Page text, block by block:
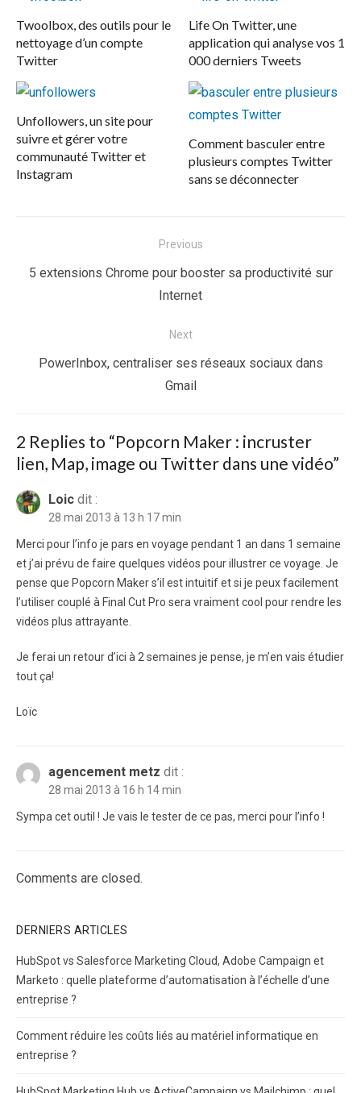
Twoolbox, des outils pour le
nettoyage d’un compte
Twitter
Life On Twitter, une
application qui analyse vos 1
000 derniers Tweets
Unfollowers, un site pour
suivre et gérer votre
communauté Twitter et
Instagram
Comment basculer entre
plusieurs comptes Twitter
sans se déconnecter
de
Previous
Previous
5 extensions Chrome pour booster sa productivité sur
Internet
Next
NextPowerInbox, centraliser ses réseaux sociaux dans
Gmail
2 Replies to “Popcorn Maker : incruster
lien, Map, image ou Twitter dans une vidéo”
Loic dit :
28 mai 2013 à 13 h 17 min
Merci pour l’info je pars en voyage pendant 1 an dans 1 semaine
et j’ai prévu de faire quelques vidéos pour illustrer ce voyage. Je
pense que Popcorn Maker s’il est intuitif et si je peux facilement
l’utiliser couplé à Final Cut Pro sera vraiment cool pour rendre les
vidéos plus attrayante.
Je ferai un retour d’ici à 2 semaines je pense, je m’en vais étudier
tout ça!
Loïc
agencement metz dit :
28 mai 2013 à 16 h 14 min
Sympa cet outil ! Je vais le tester de ce pas, merci pour l’info !
Comments are closed.
DERNIERS ARTICLES
HubSpot vs Salesforce Marketing Cloud, Adobe Campaign et
Marketo : quelle plateforme d’automatisation à l’échelle d’une
entreprise ?
Comment réduire les coûts liés au matériel informatique en
entreprise ?